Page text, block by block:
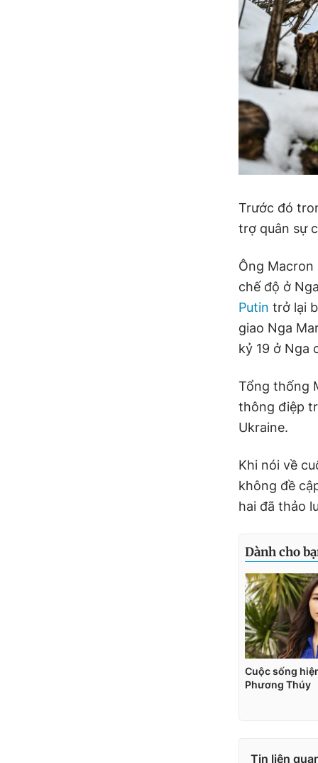
Trước đó
trợ quân sự
Ông
chế độ ở
Putin trở lại
giao Nga
kỷ 19 ở Nga
Tổng thống
thông điệp
Ukraine.
Khi nói về
không đề
hai đã thảo
Tin liên